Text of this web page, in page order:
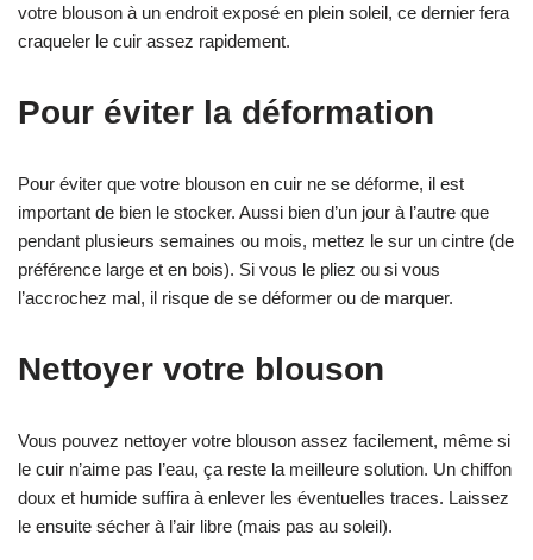
votre blouson à un endroit exposé en plein soleil, ce dernier fera
craqueler le cuir assez rapidement.
Pour éviter la déformation
Pour éviter que votre blouson en cuir ne se déforme, il est
important de bien le stocker. Aussi bien d’un jour à l’autre que
pendant plusieurs semaines ou mois, mettez le sur un cintre (de
préférence large et en bois). Si vous le pliez ou si vous
l’accrochez mal, il risque de se déformer ou de marquer.
Nettoyer votre blouson
Vous pouvez nettoyer votre blouson assez facilement, même si
le cuir n’aime pas l’eau, ça reste la meilleure solution. Un chiffon
doux et humide suffira à enlever les éventuelles traces. Laissez
le ensuite sécher à l’air libre (mais pas au soleil).